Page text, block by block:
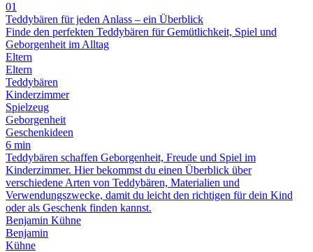
01
Teddybären für jeden Anlass – ein Überblick
Finde den perfekten Teddybären für Gemütlichkeit, Spiel und
Geborgenheit im Alltag
Eltern
Eltern
Teddybären
Kinderzimmer
Spielzeug
Geborgenheit
Geschenkideen
6 min
Teddybären schaffen Geborgenheit, Freude und Spiel im
Kinderzimmer. Hier bekommst du einen Überblick über
verschiedene Arten von Teddybären, Materialien und
Verwendungszwecke, damit du leicht den richtigen für dein Kind
oder als Geschenk finden kannst.
Benjamin Kühne
Benjamin
Kühne